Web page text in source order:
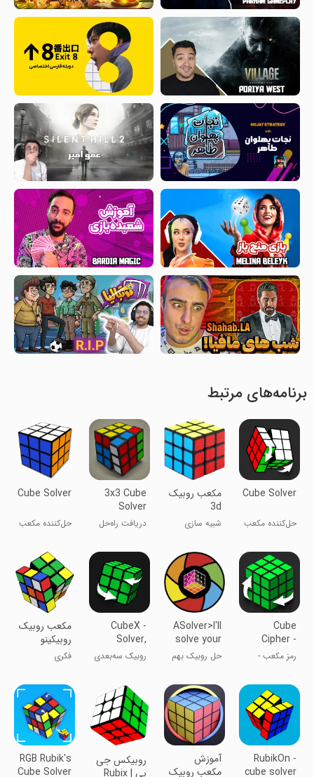
برنامه‌های مرتبط
Cube Solver
حل‌کننده مکعب
مکعب روبیک
3d
شبیه سازی
3x3 Cube
Solver
دریافت راه‌حل
Cube Solver
حل‌کننده مکعب
Cube
Cipher -
Cube Solver
رمز مکعب -
ASolver>I'll
solve your
puzzle
حل روبیک بهم
CubeX -
Solver,
Timer, 3D
Cube
روبیک سه‌بعدی
مکعب روبیک
روبیکینو
فکری
RubikOn -
cube solver
آموزش
مکعب روبیک
‏روبیکس جی
بی | Rubix
RGB Rubik's
Cube Solver